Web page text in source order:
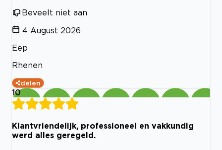
Beveelt niet aan
4 August 2026
Eep
Rhenen
delen
10
Klantvriendelijk, professioneel en vakkundig
werd alles geregeld.